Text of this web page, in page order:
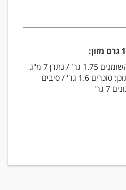
אנרגיה 370 קל' / סך השומנים 1.75 גר' / נתרן 7 מ"ג
/ פחמימות 79 גר' / מתוכן: סוכרים 1.6 גר' / סיבים